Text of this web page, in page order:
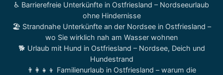
♿ Barrierefreie Unterkünfte in Ostfriesland – Nordseeurlaub
ohne Hindernisse
🏖️ Strandnahe Unterkünfte an der Nordsee in Ostfriesland –
wo Sie wirklich nah am Wasser wohnen
🐕 Urlaub mit Hund in Ostfriesland – Nordsee, Deich und
Hundestrand
👨‍👩‍👧‍👦 Familienurlaub in Ostfriesland – warum die